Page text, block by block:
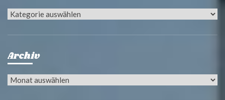
Kategorien
Archiv
Archiv